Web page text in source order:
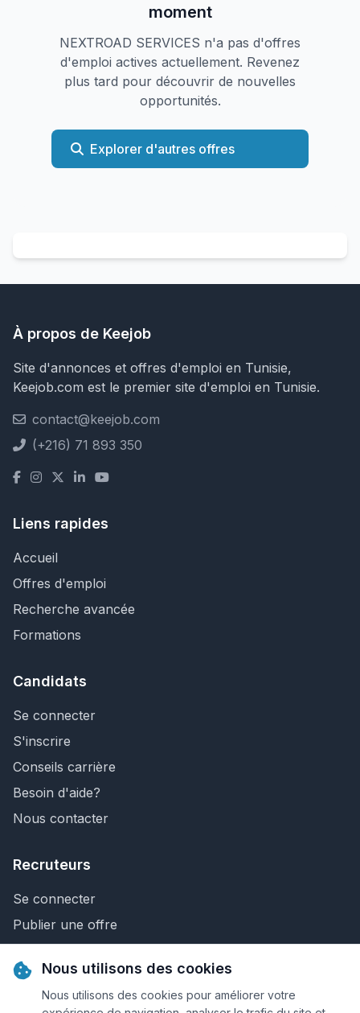
moment
NEXTROAD SERVICES n'a pas d'offres
d'emploi actives actuellement. Revenez
plus tard pour découvrir de nouvelles
opportunités.
Explorer d'autres offres
À propos de Keejob
Site d'annonces et offres d'emploi en Tunisie,
Keejob.com est le premier site d'emploi en Tunisie.
contact@keejob.com
(+216) 71 893 350
Liens rapides
Accueil
Offres d'emploi
Recherche avancée
Formations
Candidats
Se connecter
S'inscrire
Conseils carrière
Besoin d'aide?
Nous contacter
Recruteurs
Se connecter
Publier une offre
Nous contacter
Nous utilisons des cookies
Nous utilisons des cookies pour améliorer votre